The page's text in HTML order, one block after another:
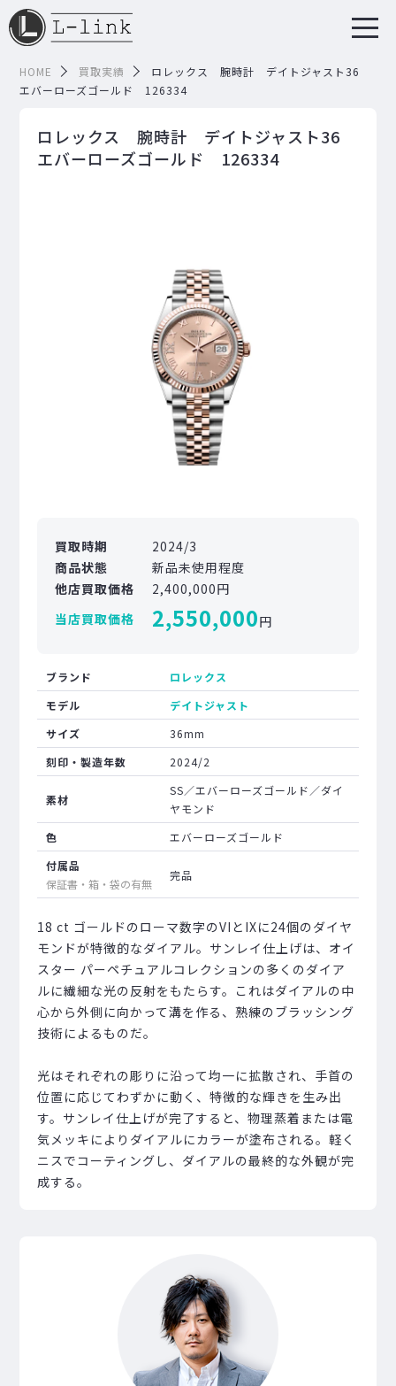
HOME 買取実績
ロレックス 腕時計 デイトジャスト36
エバーローズゴールド 126334
ロレックス 腕時計 デイトジャスト36
エバーローズゴールド 126334
買取時期
2024/3
商品状態
新品未使用程度
他店買取価格
2,400,000円
当店買取価格
2,550,000円
ブランド
ロレックス
モデル
デイトジャスト
サイズ
36mm
刻印・製造年数
2024/2
素材
SS／エバーローズゴールド／ダイ
ヤモンド
色
エバーローズゴールド
付属品
保証書・箱・袋の有無
完品
18 ct ゴールドのローマ数字のVIとIXに24個のダイヤ
モンドが特徴的なダイアル。サンレイ仕上げは、オイ
スター パーペチュアルコレクションの多くのダイア
ルに繊細な光の反射をもたらす。これはダイアルの中
心から外側に向かって溝を作る、熟練のブラッシング
技術によるものだ。
光はそれぞれの彫りに沿って均一に拡散され、手首の
位置に応じてわずかに動く、特徴的な輝きを生み出
す。サンレイ仕上げが完了すると、物理蒸着または電
気メッキによりダイアルにカラーが塗布される。軽く
ニスでコーティングし、ダイアルの最終的な外観が完
成する。